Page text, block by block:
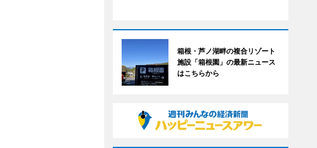
箱根・芦ノ湖畔の複合リゾート
施設「箱根園」の最新ニュース
はこちらから